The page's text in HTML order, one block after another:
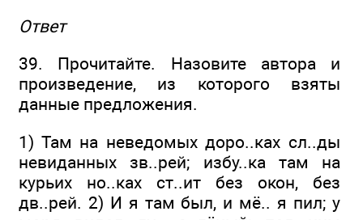
Ответ
39. Прочитайте. Назовите автора и
произведение, из которого взяты
данные предложения.
1) Там на неведомых доро..ках сл..ды
невиданных зв..рей; избу..ка там на
курьих но..ках ст..ит без окон, без
дв..рей. 2) И я там был, и мё.. я пил; у